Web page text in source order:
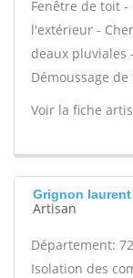
Fenêtre de toit
l'extérieur -
deaux
Démoussage
Voir la fiche
Grignon
Artisan
Département:
Isolation des